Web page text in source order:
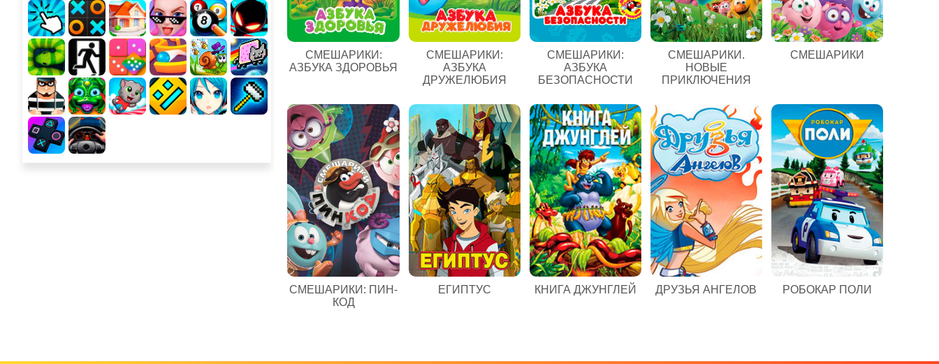
СМЕШАРИКИ:
АЗБУКА ЗДОРОВЬЯ
СМЕШАРИКИ:
АЗБУКА
ДРУЖЕЛЮБИЯ
СМЕШАРИКИ:
АЗБУКА
БЕЗОПАСНОСТИ
СМЕШАРИКИ.
НОВЫЕ
ПРИКЛЮЧЕНИЯ
СМЕШАРИКИ
СМЕШАРИКИ: ПИН-
КОД
ЕГИПТУС КНИГА ДЖУНГЛЕЙ ДРУЗЬЯ АНГЕЛОВ РОБОКАР ПОЛИ